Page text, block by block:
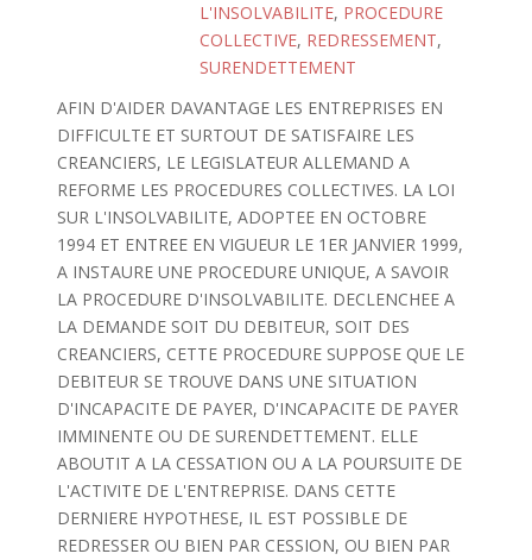
L'INSOLVABILITE, PROCEDURE
COLLECTIVE, REDRESSEMENT,
SURENDETTEMENT
AFIN D'AIDER DAVANTAGE LES ENTREPRISES EN
DIFFICULTE ET SURTOUT DE SATISFAIRE LES
CREANCIERS, LE LEGISLATEUR ALLEMAND A
REFORME LES PROCEDURES COLLECTIVES. LA LOI
SUR L'INSOLVABILITE, ADOPTEE EN OCTOBRE
1994 ET ENTREE EN VIGUEUR LE 1ER JANVIER 1999,
A INSTAURE UNE PROCEDURE UNIQUE, A SAVOIR
LA PROCEDURE D'INSOLVABILITE. DECLENCHEE A
LA DEMANDE SOIT DU DEBITEUR, SOIT DES
CREANCIERS, CETTE PROCEDURE SUPPOSE QUE LE
DEBITEUR SE TROUVE DANS UNE SITUATION
D'INCAPACITE DE PAYER, D'INCAPACITE DE PAYER
IMMINENTE OU DE SURENDETTEMENT. ELLE
ABOUTIT A LA CESSATION OU A LA POURSUITE DE
L'ACTIVITE DE L'ENTREPRISE. DANS CETTE
DERNIERE HYPOTHESE, IL EST POSSIBLE DE
REDRESSER OU BIEN PAR CESSION, OU BIEN PAR